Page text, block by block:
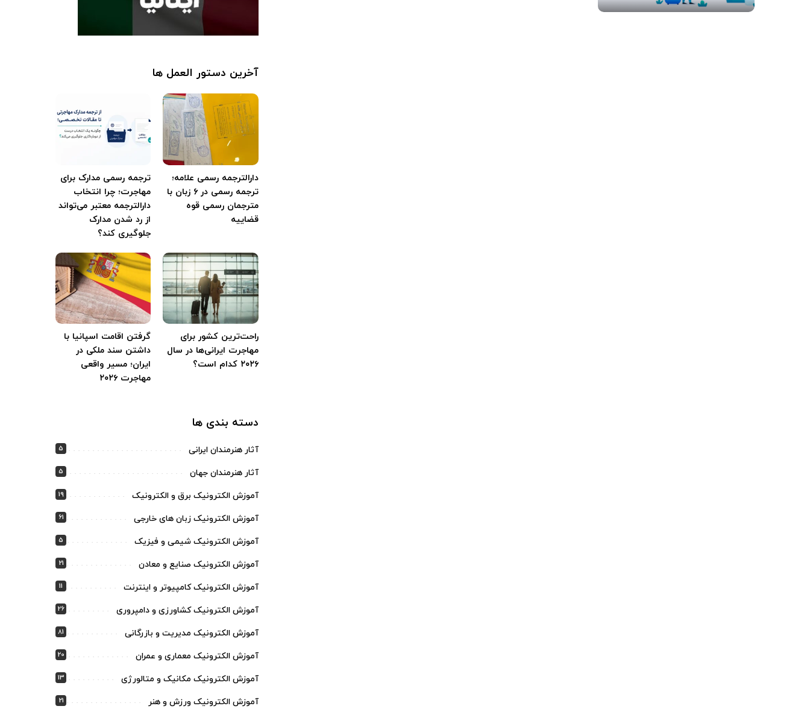
آخرین دستور العمل ها
دارالترجمه رسمی علامه؛
ترجمه رسمی در ۶ زبان با
مترجمان رسمی قوه
قضاییه
ترجمه رسمی مدارک برای
مهاجرت؛ چرا انتخاب
دارالترجمه معتبر می‌تواند
از رد شدن مدارک
جلوگیری کند؟
راحت‌ترین کشور برای
مهاجرت ایرانی‌ها در سال
۲۰۲۶ کدام است؟
گرفتن اقامت اسپانیا با
داشتن سند ملکی در
ایران؛ مسیر واقعی
مهاجرت ۲۰۲۶
دسته بندی ها
آثار هنرمندان ایرانی 5
آثار هنرمندان جهان 5
آموزش الکترونیک برق و الکترونیک 19
آموزش الکترونیک زبان های خارجی 61
آموزش الکترونیک شیمی و فیزیک 5
آموزش الکترونیک صنایع و معادن 21
آموزش الکترونیک کامپیوتر و اینترنت 11
آموزش الکترونیک کشاورزی و دامپروری 26
آموزش الکترونیک مدیریت و بازرگانی 81
آموزش الکترونیک معماری و عمران 20
آموزش الکترونیک مکانیک و متالورژی 13
آموزش الکترونیک ورزش و هنر 21